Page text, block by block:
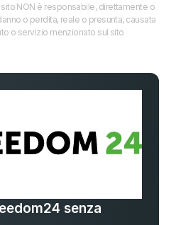
NON è responsabile, direttamente o
o perdita, reale o presunta, causata
o servizio menzionato sul sito
senza